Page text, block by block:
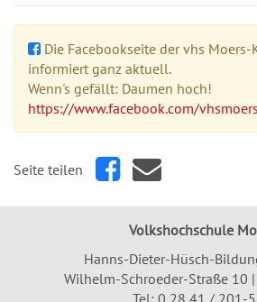
Die Facebookseite der vhs
informiert ganz aktuell.
Wenn's gefällt: Daumen hoch!
https://www.facebook.com/
Seite teilen
Volkshochschule
Hanns-Dieter-Hüsch-
Wilhelm-Schroeder-Straße 10
Tel: 0 28 41 / 201-